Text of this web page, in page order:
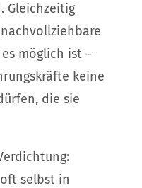
Gleichzeitig
möglich ist –
keine
die sie
selbst in